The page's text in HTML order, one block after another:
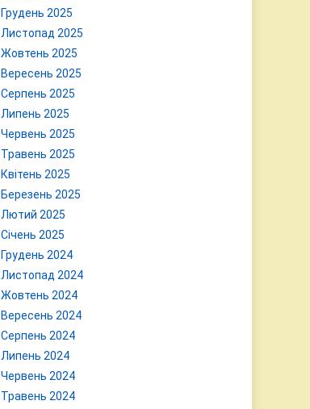
Грудень 2025
Листопад 2025
Жовтень 2025
Вересень 2025
Серпень 2025
Липень 2025
Червень 2025
Травень 2025
Квітень 2025
Березень 2025
Лютий 2025
Січень 2025
Грудень 2024
Листопад 2024
Жовтень 2024
Вересень 2024
Серпень 2024
Липень 2024
Червень 2024
Травень 2024